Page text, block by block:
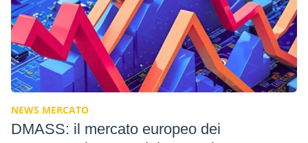
NEWS MERCATO
DMASS: il mercato europeo dei